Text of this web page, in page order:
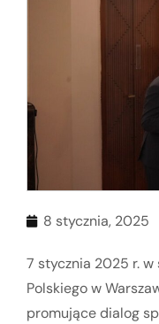
8 stycznia, 2025
7 stycznia 2025 r. w
Polskiego w
promujące dialog